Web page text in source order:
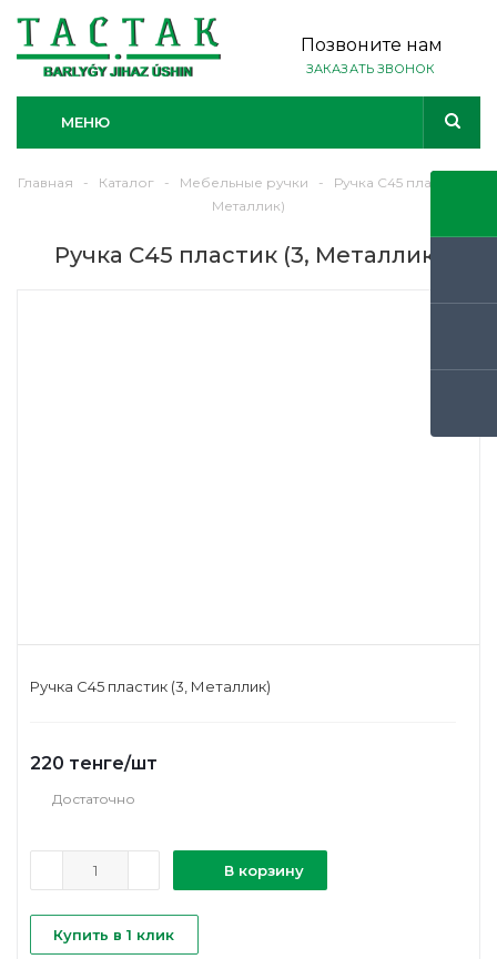
Позвоните нам
ЗАКАЗАТЬ ЗВОНОК
МЕНЮ
Главная - Каталог - Мебельные ручки -
Ручка С45 пластик (3,
Металлик)
Ручка С45 пластик (3, Металлик)
Ручка С45 пластик (3, Металлик)
220 тенге/шт
Достаточно
В корзину
Купить в 1 клик